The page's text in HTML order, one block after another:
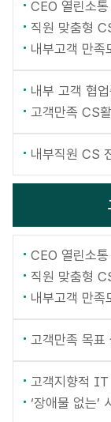
CEO 열린소통
직원 맞춤형
내부고객 만족
내부 고객 협
고객만족 CS
내부직원 CS
CEO 열린소통
직원 맞춤형
내부고객 만족
고객만족 목표
고객지향적 IT
‘장애물 없는’